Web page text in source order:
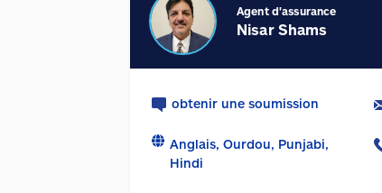
Agent d'assurance
Nisar Shams
obtenir une soumission
Anglais, Ourdou, Punjabi,
Hindi